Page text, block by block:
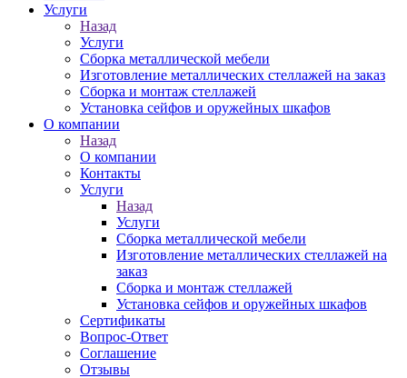
Услуги
Назад
Услуги
Сборка металлической мебели
Изготовление металлических стеллажей на заказ
Сборка и монтаж стеллажей
Установка сейфов и оружейных шкафов
О компании
Назад
О компании
Контакты
Услуги
Назад
Услуги
Сборка металлической мебели
Изготовление металлических стеллажей на
заказ
Сборка и монтаж стеллажей
Установка сейфов и оружейных шкафов
Сертификаты
Вопрос-Ответ
Соглашение
Отзывы